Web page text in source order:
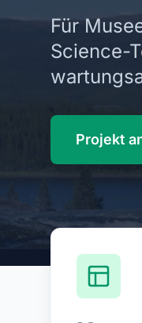
Für
Science-
Projekt